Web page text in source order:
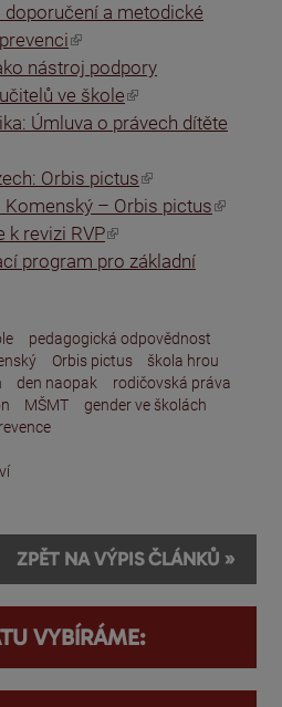
a metodické
nástroj podpory
ve škole
Úmluva o právech dítěte
Orbis pictus
Komenský – Orbis pictus
k revizi RVP
program pro základní
pedagogická odpovědnost
Orbis pictus
škola hrou
den naopak
rodičovská práva
MŠMT
gender ve školách
ZPĚT NA VÝPIS ČLÁNKŮ »
VYBÍRÁME: